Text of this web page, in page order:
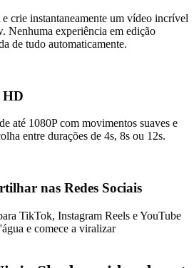
crie instantaneamente um vídeo incrível
Nenhuma experiência em edição
de tudo automaticamente.
HD
até 1080P com movimentos suaves e
entre durações de 4s, 8s ou 12s.
nas Redes Sociais
TikTok, Instagram Reels e YouTube
e comece a viralizar